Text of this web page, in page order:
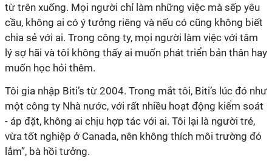
từ trên xuống. Mọi người chỉ làm những việc mà sếp yêu
cầu, không ai có ý tưởng riêng và nếu có cũng không biết
chia sẻ với ai. Trong công ty, mọi người làm việc với tâm
lý sợ hãi và tôi không thấy ai muốn phát triển bản thân hay
muốn học hỏi thêm.
Tôi gia nhập Biti’s từ 2004. Trong mắt tôi, Biti’s lúc đó như
một công ty Nhà nước, với rất nhiều hoạt động kiểm soát
- áp đặt, không ai chịu hợp tác với ai. Tôi lại là người trẻ,
vừa tốt nghiệp ở Canada, nên không thích môi trường đó
lắm”, bà hồi tưởng.